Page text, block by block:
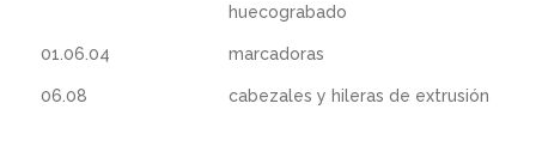
huecograbado
01.06.04 marcadoras
06.08 cabezales y hileras de extrusión